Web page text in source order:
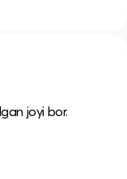
joyi bor.